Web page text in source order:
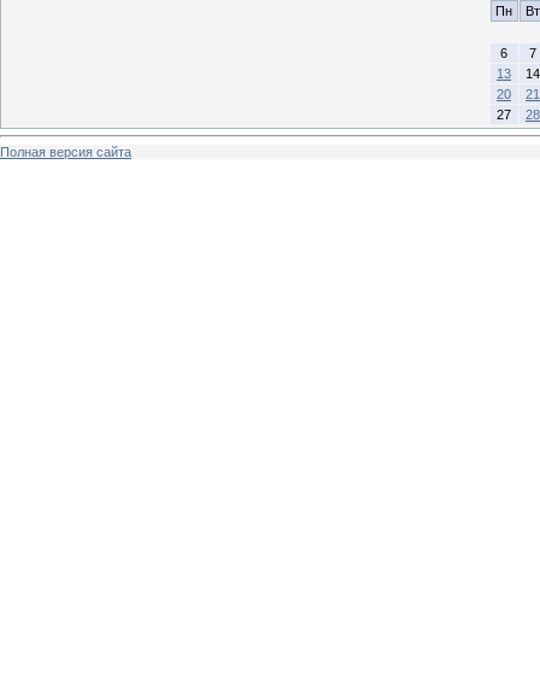
Пн
Вт
6
7
13
14
20
21
27
28
Полная версия сайта